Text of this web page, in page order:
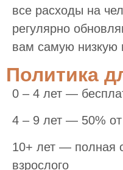
все расходы на
регулярно
вам самую низкую
Политика
0 – 4 лет —
4 – 9 лет — 50% от
10+ лет — полная
взрослого